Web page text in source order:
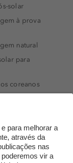
solar
à prova
natural
para
coreanos